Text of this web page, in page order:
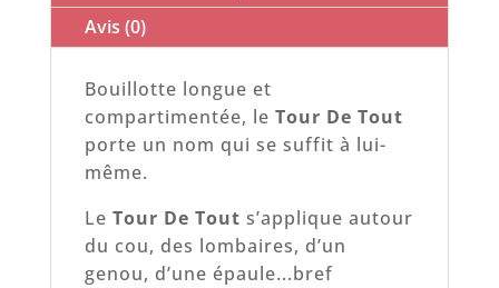
Avis (0)
Bouillotte longue et
compartimentée, le Tour De Tout
porte un nom qui se suffit à lui-
même.
Le Tour De Tout s’applique autour
du cou, des lombaires, d’un
genou, d’une épaule...bref